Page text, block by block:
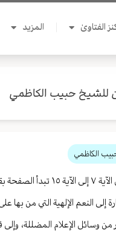
الفتاوىٰ المزيد
ومضة تفسيريه مختصرة، للصفحة
النعم الإلهية التي من بها
وسائل الإعلام المضللة، وإلى